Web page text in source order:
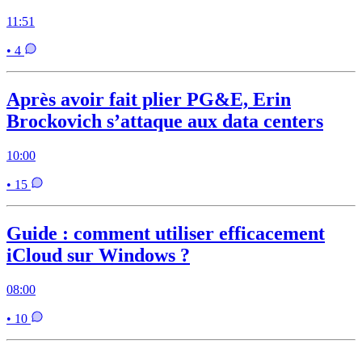
11:51
• 4
Après avoir fait plier PG&E, Erin
Brockovich s’attaque aux data centers
10:00
• 15
Guide : comment utiliser efficacement
iCloud sur Windows ?
08:00
• 10